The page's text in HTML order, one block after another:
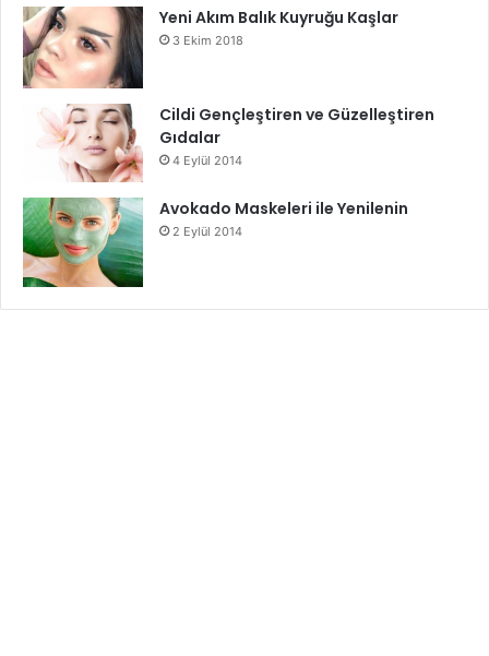
Yeni Akım Balık Kuyruğu Kaşlar
3 Ekim 2018
Cildi Gençleştiren ve Güzelleştiren
Gıdalar
4 Eylül 2014
Avokado Maskeleri ile Yenilenin
2 Eylül 2014